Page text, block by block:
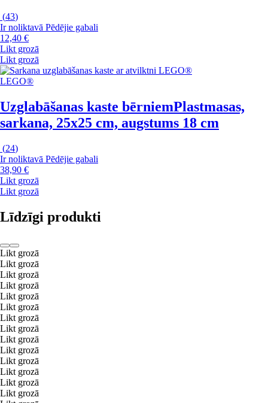
(43)
Ir noliktavā Pēdējie gabali
12,40 €
Likt grozā
Likt grozā
LEGO®
Uzglabāšanas kaste bērniemPlastmasas,
sarkana, 25x25 cm, augstums 18 cm
(24)
Ir noliktavā Pēdējie gabali
38,90 €
Likt grozā
Likt grozā
Līdzīgi produkti
Likt grozā
Likt grozā
Likt grozā
Likt grozā
Likt grozā
Likt grozā
Likt grozā
Likt grozā
Likt grozā
Likt grozā
Likt grozā
Likt grozā
Likt grozā
Likt grozā